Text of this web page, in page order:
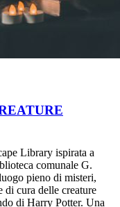
Library ispirata a
comunale G.
pieno di misteri,
di cura delle creature
di Harry Potter. Una